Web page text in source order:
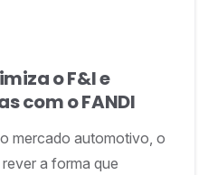
o F&I e
com o FANDI
mercado automotivo, o
a forma que